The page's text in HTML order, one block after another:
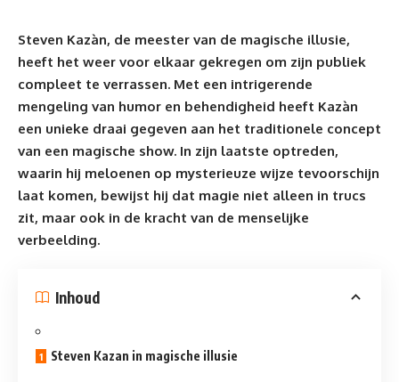
Steven Kazàn, de meester van de magische illusie,
heeft het weer voor elkaar gekregen om zijn publiek
compleet te verrassen. Met een intrigerende
mengeling van humor en behendigheid heeft Kazàn
een unieke draai gegeven aan het traditionele concept
van een magische show. In zijn laatste optreden,
waarin hij meloenen op mysterieuze wijze tevoorschijn
laat komen, bewijst hij dat magie niet alleen in trucs
zit, maar ook in de kracht van de menselijke
verbeelding.
Inhoud
Steven Kazan in magische illusie